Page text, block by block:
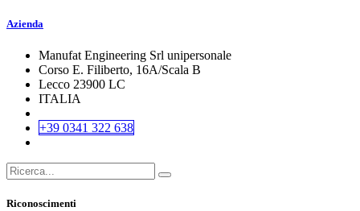
Azienda
Manufat Engineering Srl unipersonale
Corso E. Filiberto, 16A/Scala B
Lecco 23900 LC
ITALIA
+39 0341 322 638
Riconoscimenti